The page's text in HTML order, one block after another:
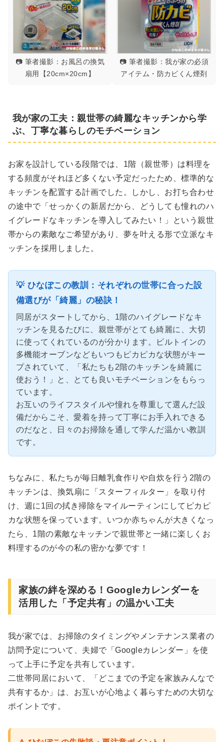
📷 筆者撮影：お風呂の換気
扇用【20cm×20cm】
📷 筆者撮影：我が家の必須
アイテム・防カビくん煙剤
我が家の工夫：親世帯の綺麗なキッチンから学
ぶ、丁寧な暮らしのモチベーション
お家を設計している段階では、1階（親世帯）は料理を
する頻度がそれほど多くない予定だったため、標準的な
キッチンを配置する計画でした。しかし、お打ち合わせ
の途中で「せっかくの新居だから、どうしても憧れのハ
イグレードなキッチンを導入してみたい！」という親世
帯からの素敵なご希望があり、夢を叶える形で立派なキ
ッチンを採用しました。
💡 ひなぽこの教訓：それぞれの世帯に合った設
備選びが「綺麗」の秘訣！
同居がスタートしてから、1階のハイグレードなキ
ッチンを見るたびに、親世帯がとても綺麗に、大切
に使ってくれているのが分かります。ビルトインの
多機能オーブンなどもいつもピカピカな状態がキー
プされていて、「私たちも2階のキッチンを綺麗に
使おう！」と、とても良いモチベーションをもらっ
ています。
お互いのライフスタイルや憧れを尊重して選んだ設
備だからこそ、愛着を持って丁寧にお手入れできる
のだなと、日々のお掃除を通して学んだ温かい教訓
です。
ちなみに、私たちが毎日離乳食作りや自炊を行う2階の
キッチンは、換気扇に「スターフィルター」を取り付
け、週に1回の拭き掃除をマイルーティンにしてピカピ
カな状態を保っています。いつか赤ちゃんが大きくなっ
たら、1階の素敵なキッチンで親世帯と一緒に楽しくお
料理するのが今の私の密かな夢です！
家族の絆を深める！Googleカレンダーを
活用した「予定共有」の温かい工夫
我が家では、お掃除のタイミングやメンテナンス業者の
訪問予定について、夫婦で「Googleカレンダー」を使
って上手に予定を共有しています。
二世帯同居において、「どこまでの予定を家族みんなで
共有するか」は、お互いが心地よく暮らすための大切な
ポイントです。